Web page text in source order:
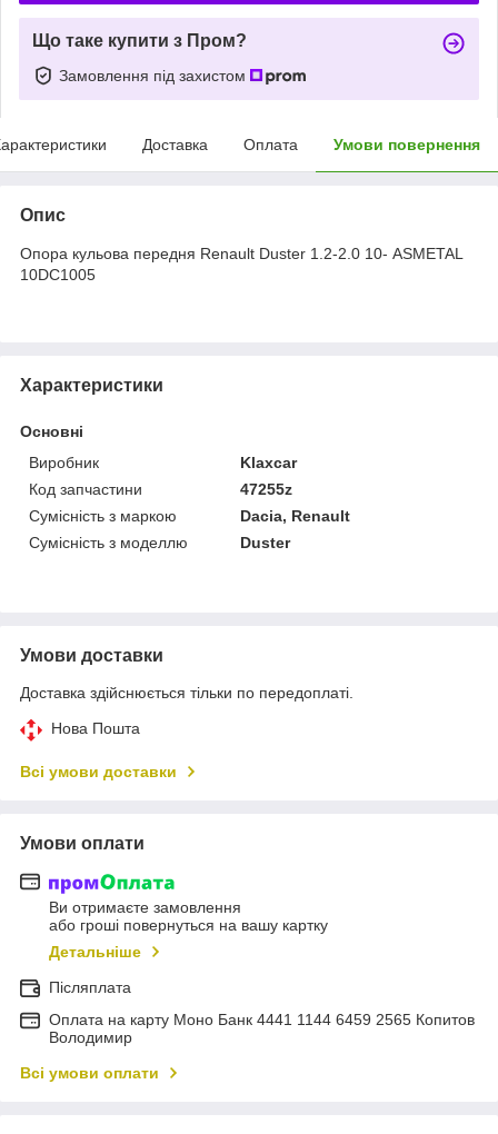
Що таке купити з Пром?
Замовлення під захистом
Доставка Оплата Умови повернення
Опис
Опора кульова передня Renault Duster 1.2-2.0 10- ASMETAL
10DC1005
Характеристики
Основні
Виробник
Klaxcar
Код запчастини
47255z
Сумісність з маркою
Dacia, Renault
Сумісність з моделлю
Duster
Умови доставки
Доставка здійснюється тільки по передоплаті.
Нова Пошта
Всі умови доставки
Умови оплати
Ви отримаєте замовлення
або гроші повернуться на вашу картку
Детальніше
Післяплата
Оплата на карту Моно Банк 4441 1144 6459 2565 Копитов
Володимир
Всі умови оплати